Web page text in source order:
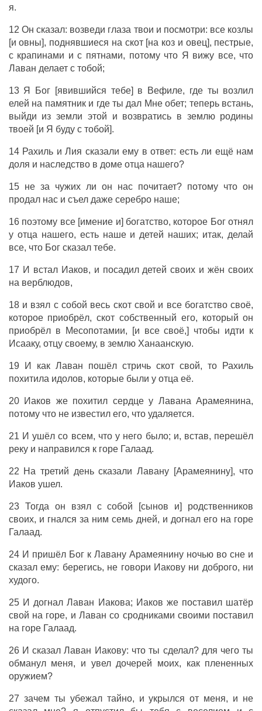
я.
12 Он сказал: возведи глаза твои и посмотри: все козлы
[и овны], поднявшиеся на скот [на коз и овец], пестрые,
с крапинами и с пятнами, потому что Я вижу все, что
Лаван делает с тобой;
13 Я Бог [явившийся тебе] в Вефиле, где ты возлил
елей на памятник и где ты дал Мне обет; теперь встань,
выйди из земли этой и возвратись в землю родины
твоей [и Я буду с тобой].
14 Рахиль и Лия сказали ему в ответ: есть ли ещё нам
доля и наследство в доме отца нашего?
15 не за чужих ли он нас почитает? потому что он
продал нас и съел даже серебро наше;
16 поэтому все [имение и] богатство, которое Бог отнял
у отца нашего, есть наше и детей наших; итак, делай
все, что Бог сказал тебе.
17 И встал Иаков, и посадил детей своих и жён своих
на верблюдов,
18 и взял с собой весь скот свой и все богатство своё,
которое приобрёл, скот собственный его, который он
приобрёл в Месопотамии, [и все своё,] чтобы идти к
Исааку, отцу своему, в землю Ханаанскую.
19 И как Лаван пошёл стричь скот свой, то Рахиль
похитила идолов, которые были у отца её.
20 Иаков же похитил сердце у Лавана Арамеянина,
потому что не известил его, что удаляется.
21 И ушёл со всем, что у него было; и, встав, перешёл
реку и направился к горе Галаад.
22 На третий день сказали Лавану [Арамеянину], что
Иаков ушел.
23 Тогда он взял с собой [сынов и] родственников
своих, и гнался за ним семь дней, и догнал его на горе
Галаад.
24 И пришёл Бог к Лавану Арамеянину ночью во сне и
сказал ему: берегись, не говори Иакову ни доброго, ни
худого.
25 И догнал Лаван Иакова; Иаков же поставил шатёр
свой на горе, и Лаван со сродниками своими поставил
на горе Галаад.
26 И сказал Лаван Иакову: что ты сделал? для чего ты
обманул меня, и увел дочерей моих, как плененных
оружием?
27 зачем ты убежал тайно, и укрылся от меня, и не